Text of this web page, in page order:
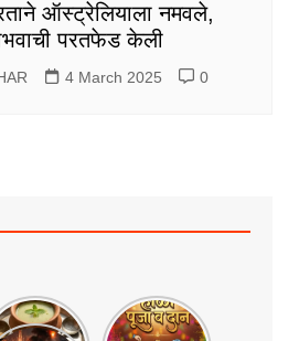
ऑस्ट्रेलियाला नमवले,
परतफेड केली
4 March 2025 0